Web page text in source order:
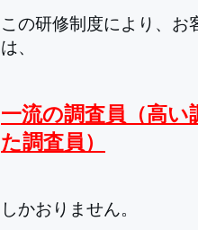
この研修制度により、お
は、
一流の調査員（高
た調査員）
しかおりません。